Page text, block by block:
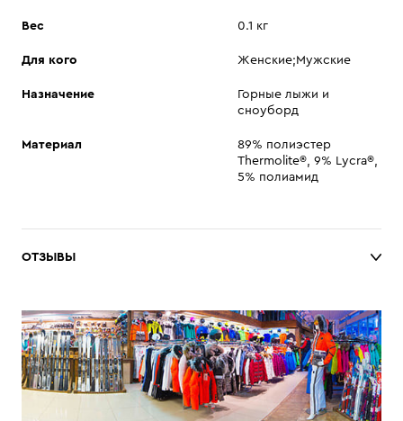
Вес 0.1 кг
Для кого Женские;Мужские
Назначение
Горные лыжи и
сноуборд
Материал
89% полиэстер
Thermolite®, 9% Lycra®,
5% полиамид
ОТЗЫВЫ